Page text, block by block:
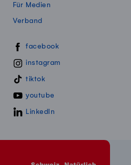
Für Medien
Verband
Swissmillk auf Social Media
facebook
instagram
tiktok
youtube
LinkedIn